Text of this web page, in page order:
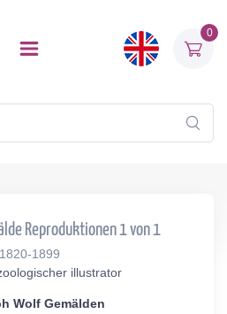
0
Reproduktionen 1 von 1
1820-1899
illustrator
Wolf Gemälden